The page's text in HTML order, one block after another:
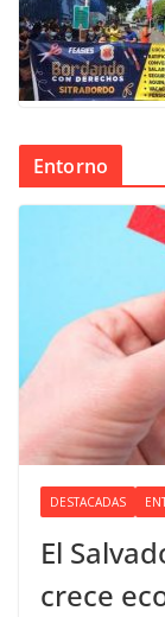
Entorno
DESTACADAS
El
crece